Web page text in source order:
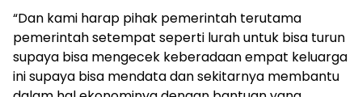
“Dan kami harap pihak pemerintah terutama
pemerintah setempat seperti lurah untuk bisa turun
supaya bisa mengecek keberadaan empat keluarga
ini supaya bisa mendata dan sekitarnya membantu